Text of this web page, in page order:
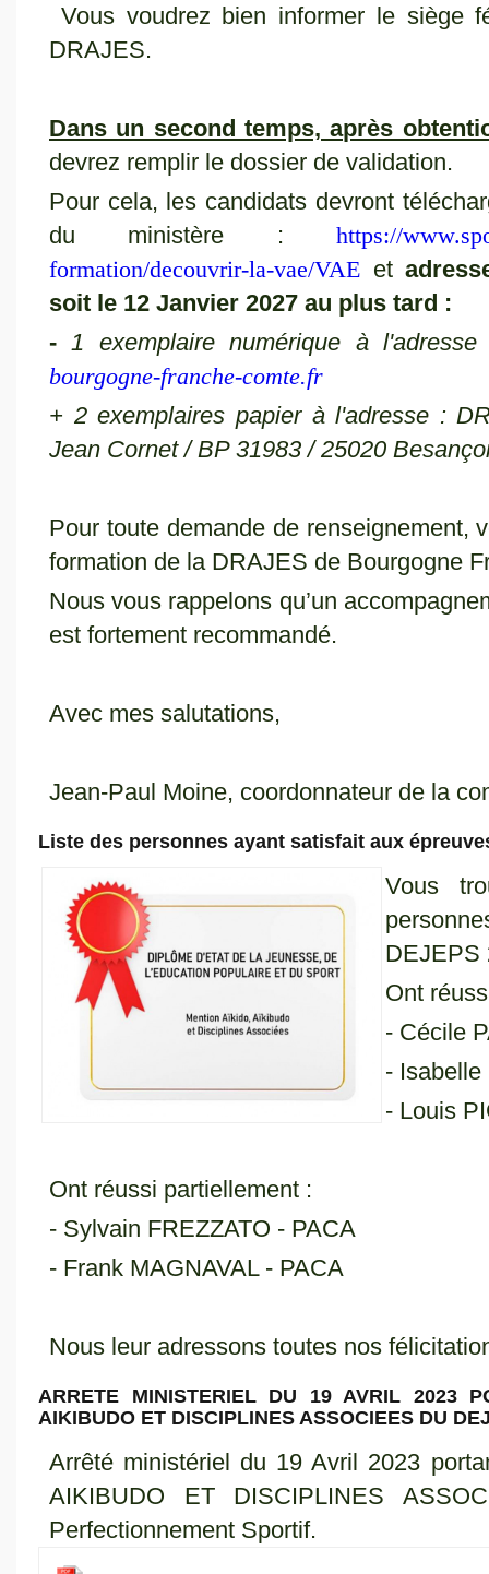
Vous voudrez bien informer le siège
DRAJES.
Dans un second temps, après
devrez remplir le dossier de validation.
Pour cela, les candidats devront
du ministère : https://
formation/decouvrir-la-vae/VAE et
soit le 12 Janvier 2027 au plus tard :
-1 exemplaire numérique à
bourgogne-franche-comte.fr
+ 2 exemplaires papier à l'adresse :
Jean Cornet / BP 31983 / 25020
Pour toute demande de renseignement,
formation de la DRAJES de Bourgogne
Nous vous rappelons qu’un
est fortement recommandé.
Avec mes salutations,
Jean-Paul Moine, coordonnateur de la
Liste des personnes ayant satisfait aux
Vous
DEJEPS
Ont
- Cécile
- Isabelle
- Louis
Ont réussi partiellement :
- Sylvain FREZZATO - PACA
- Frank MAGNAVAL - PACA
Nous leur adressons toutes nos
ARRETE MINISTERIEL DU 19 AVRIL 2023
AIKIBUDO ET DISCIPLINES ASSOCIEES DU
Arrêté ministériel du 19 Avril 2023
AIKIBUDO ET DISCIPLINES
Perfectionnement Sportif.